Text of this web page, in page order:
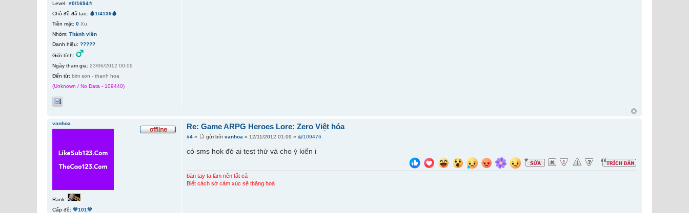
Level: ⭐0/1694⭐
Chủ đề đã tạo: 🩸1/4139🩸
Tiền mặt: 0 Xu
Nhóm: Thành viên
Danh hiệu: ?????
Giới tính:
Ngày tham gia: 23/06/2012 00:09
Đến từ: bim son - thanh hoa
(Unknown / No Data - 109440)
Re: Game ARPG Heroes Lore: Zero Việt hóa
#4 » gửi bởivanhoa » 12/11/2012 01:09 »@109476
có sms hok đó ai test thử và cho ý kiến i
bàn tay ta làm nên tất cả
Biết cách sờ cảm xúc sẽ thăng hoá
vanhoa
Rank:
Cấp độ: 💚101💚